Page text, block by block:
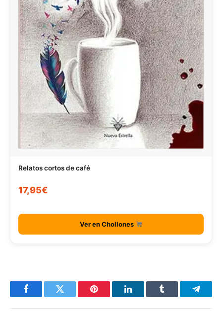
Relatos cortos de café
17,95€
Ver en Chollones
FacebookTwitter Pinterest LinkedInTumblr